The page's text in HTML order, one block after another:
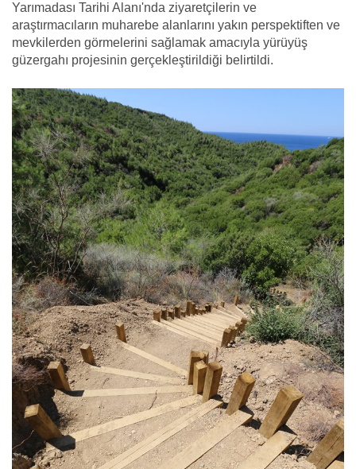
Yarımadası Tarihi Alanı'nda ziyaretçilerin ve
araştırmacıların muharebe alanlarını yakın perspektiften ve
mevkilerden görmelerini sağlamak amacıyla yürüyüş
güzergahı projesinin gerçekleştirildiği belirtildi.